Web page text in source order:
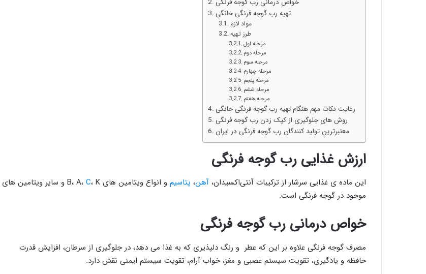
خواص درمانی رب گوجه فرنگی
تهیه رب گوجه فرنگی خانگی
مواد لازم
طرز تهیه
مرحله اول
مرحله دوم
مرحله سوم
مرحله چهارم
مرحله پنجم
مرحله ششم
مرحله هفتم
رعایت نکات مهم هنگام تهیه رب گوجه فرنگی خانگی
روش های جلوگیری از کپک زدن رب گوجه فرنگی
معتبرترین تولید کنندگان رب گوجه فرنگی در ایران
ارزش غذایی رب گوجه فرنگی
این ماده ی غذایی سرشار از ترکیبات آنتی‌اکسیدان، آهن، پتاسیم و انواع ویتامین های B، A، C
، K و سایر ویتامین های
موجود در گوجه فرنگی است.
خواص درمانی رب گوجه فرنگی
مصرف گوجه فرنگی علاوه بر این که عطر و رنگ دلپذیری که به غذا می دهد، در جلوگیری از سرطان، افزایش قدرت
حافظه و یادگیری، تقویت سیستم عصبی و مغز، خواب آرام‌، تقویت سیستم ایمنی نقش دارد.